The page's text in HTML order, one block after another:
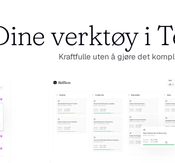
verktøy i
Kraftfulle uten å gjøre det